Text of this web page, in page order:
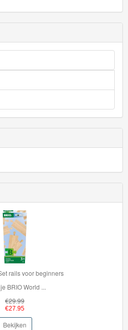
rails voor beginners
BRIO World ...
€29.99
€27.95
Bekijken